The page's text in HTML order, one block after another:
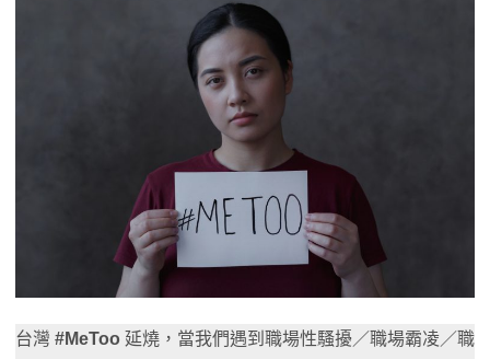
台灣 #MeToo 延燒，當我們遇到職場性騷擾／職場霸凌／職